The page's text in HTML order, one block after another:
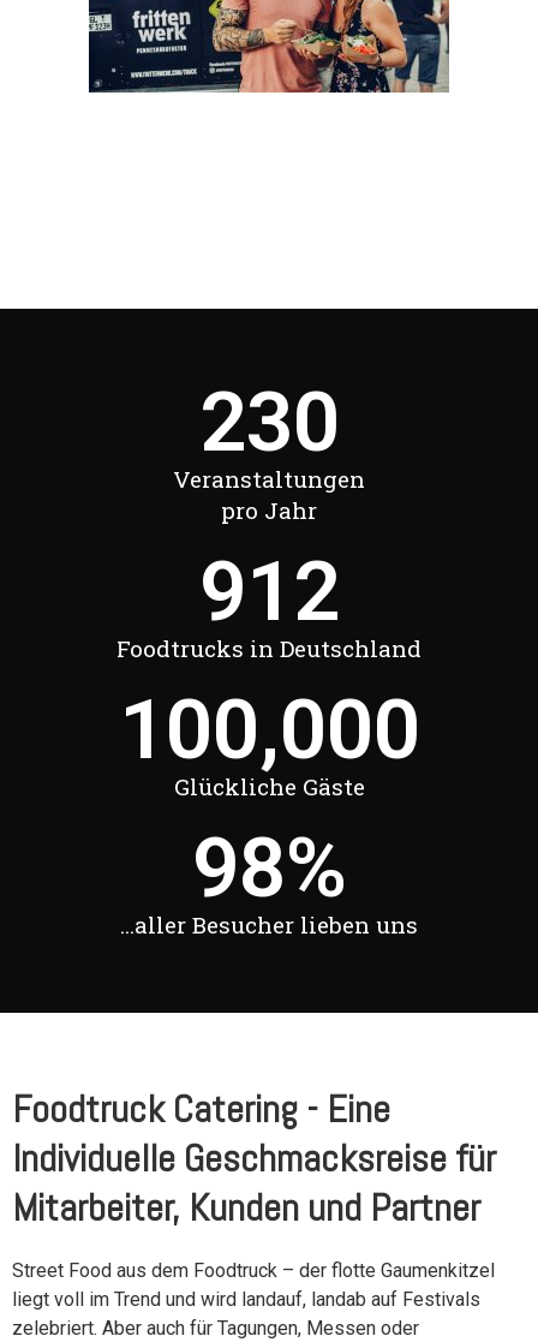
230
Veranstaltungen
pro Jahr
912
Foodtrucks in Deutschland
100,000
Glückliche Gäste
98%
...aller Besucher lieben uns
Foodtruck Catering - Eine
Individuelle Geschmacksreise für
Mitarbeiter, Kunden und Partner
Street Food aus dem Foodtruck – der flotte Gaumenkitzel
liegt voll im Trend und wird landauf, landab auf Festivals
zelebriert. Aber auch für Tagungen, Messen oder